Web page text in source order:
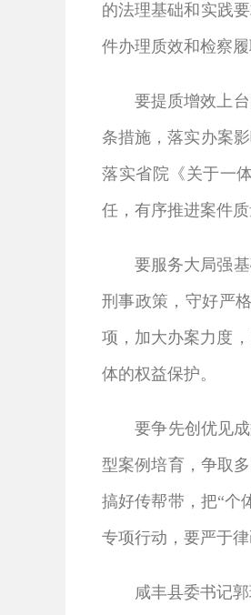
的法理基础和实践
件办理质效和检察
要提质增效上
条措施，落实办案
落实省院《关于一
任，有序推进案件质
要服务大局强
刑事政策，守好严
项，加大办案力度
体的权益保护。
要争先创优见
型案例培育，争取
搞好传帮带，把“个
专项行动，要严于
咸丰县委书记